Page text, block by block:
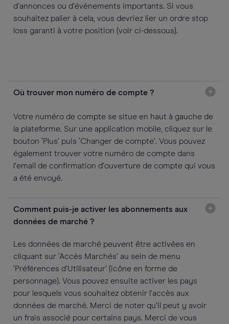
d’annonces ou d’évènements importants. Si vous
souhaitez palier à cela, vous devriez lier un ordre stop
loss garanti à votre position (voir ci-dessous).
Où trouver mon numéro de compte ?
Votre numéro de compte se situe en haut à gauche de
la plateforme. Sur une application mobile, cliquez sur le
bouton ‘Plus’ puis ‘Changer de compte’. Vous pouvez
également trouver votre numéro de compte dans
l’email de confirmation d’ouverture de compte qui vous
a été envoyé.
Comment puis-je activer les abonnements aux
données de marché ?
Les données de marché peuvent être activées en
cliquant sur ‘Accès Marchés’ au sein de menu
‘Préférences d’Utilisateur’ (icône en forme de
personnage). Vous pouvez ensuite activer les pays
pour lesquels vous souhaitez obtenir l’accès aux
données de marché. Merci de noter qu’il peut y avoir
un frais associé pour certains pays. Merci de vous